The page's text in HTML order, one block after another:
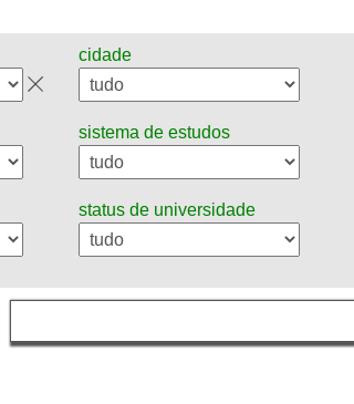
cidade
sistema de estudos
status de universidade